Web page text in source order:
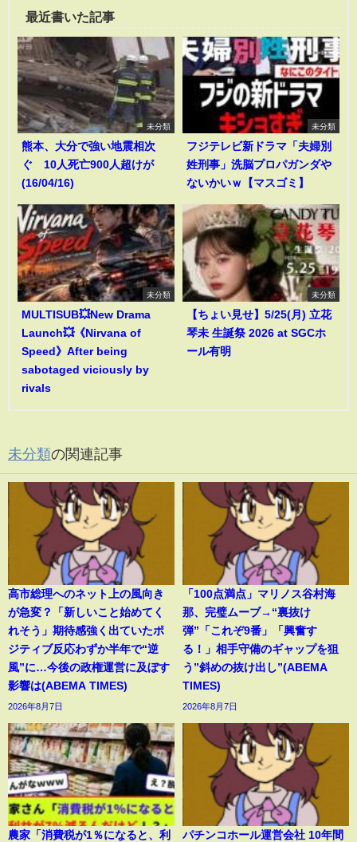
最近書いた記事
未分類
熊本、大分で強い地震相次
ぐ 10人死亡900人超けが
(16/04/16)
未分類
フジテレビ新ドラマ「夫婦別
姓刑事」洗脳プロパガンダや
ないかいｗ【マスゴミ】
未分類
MULTISUB💥New Drama
Launch💥《Nirvana of
Speed》After being
sabotaged viciously by
rivals
未分類
【ちょい見せ】5/25(月) 立花
琴未 生誕祭 2026 at SGCホ
ール有明
未分類の関連記事
高市総理へのネット上の風向き
が急変？「新しいこと始めてく
れそう」期待感強く出ていたポ
ジティブ反応わずか半年で“逆
風”に…今後の政権運営に及ぼす
影響は(ABEMA TIMES)
2026年8月7日
「100点満点」マリノス谷村海
那、完璧ムーブ→“裏抜け
弾”「これぞ9番」「興奮す
る！」相手守備のギャップを狙
う”斜めの抜け出し”(ABEMA
TIMES)
2026年8月7日
農家「消費税が1％になると、利
パチンコホール運営会社 10年間